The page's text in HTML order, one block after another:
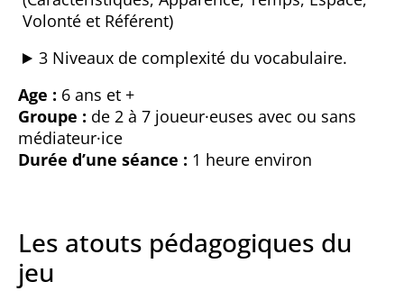
Volonté et Référent)
3 Niveaux de complexité du vocabulaire.
Age : 6 ans et +
Groupe : de 2 à 7 joueur·euses avec ou sans
médiateur·ice
Durée d’une séance : 1 heure environ
Les atouts pédagogiques du
jeu